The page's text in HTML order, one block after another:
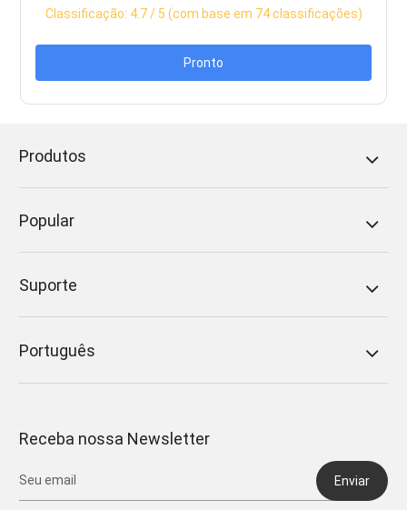
Classificação: 4.7/ 5 (com base em 74classificações)
Pronto
Produtos
Popular
Suporte
Português
Receba nossa Newsletter
Enviar